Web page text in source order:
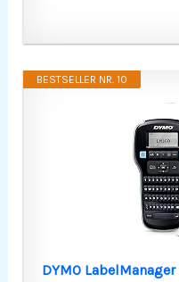
BESTSELLER NR. 10
DYMO